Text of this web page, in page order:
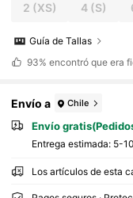
2 (XS) 4(S)
Guía de Tallas
93% encontró que era
Envío a Chile
Envío
Entrega estimada: 5-
Los artículos de esta